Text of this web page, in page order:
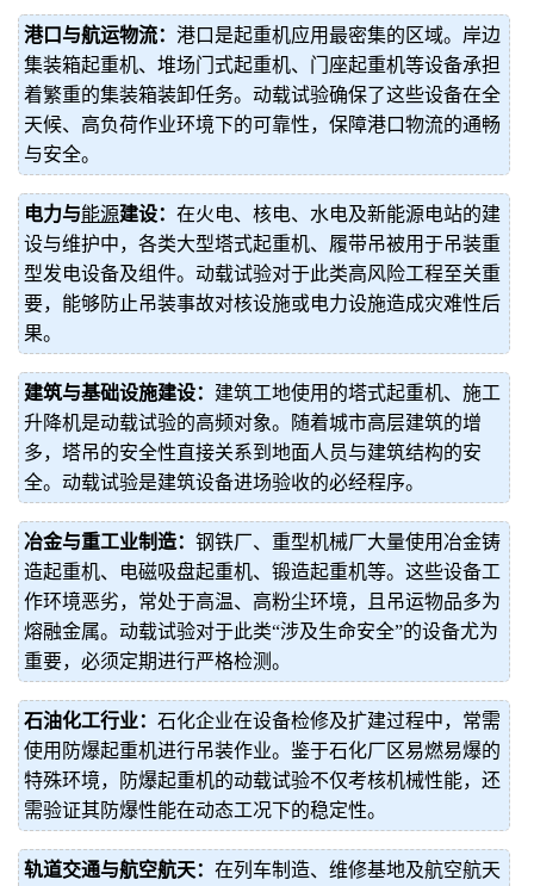
港口与航运物流： 港口是起重机应用最密集的区域。岸边
集装箱起重机、堆场门式起重机、门座起重机等设备承担
着繁重的集装箱装卸任务。动载试验确保了这些设备在全
天候、高负荷作业环境下的可靠性，保障港口物流的通畅
与安全。
电力与能源建设： 在火电、核电、水电及新能源电站的建
设与维护中，各类大型塔式起重机、履带吊被用于吊装重
型发电设备及组件。动载试验对于此类高风险工程至关重
要，能够防止吊装事故对核设施或电力设施造成灾难性后
果。
建筑与基础设施建设： 建筑工地使用的塔式起重机、施工
升降机是动载试验的高频对象。随着城市高层建筑的增
多，塔吊的安全性直接关系到地面人员与建筑结构的安
全。动载试验是建筑设备进场验收的必经程序。
冶金与重工业制造： 钢铁厂、重型机械厂大量使用冶金铸
造起重机、电磁吸盘起重机、锻造起重机等。这些设备工
作环境恶劣，常处于高温、高粉尘环境，且吊运物品多为
熔融金属。动载试验对于此类“涉及生命安全”的设备尤为
重要，必须定期进行严格检测。
石油化工行业： 石化企业在设备检修及扩建过程中，常需
使用防爆起重机进行吊装作业。鉴于石化厂区易燃易爆的
特殊环境，防爆起重机的动载试验不仅考核机械性能，还
需验证其防爆性能在动态工况下的稳定性。
轨道交通与航空航天： 在列车制造、维修基地及航空航天